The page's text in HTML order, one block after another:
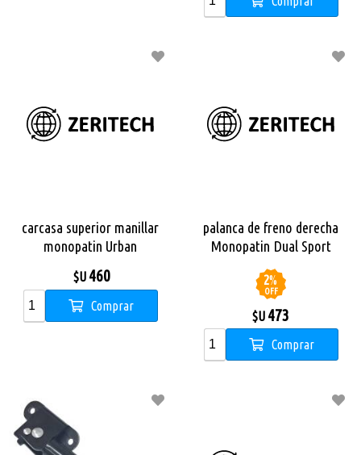
carcasa superior manillar
monopatin Urban
$U 460
Comprar
palanca de freno derecha
Monopatin Dual Sport
2%
OFF
$U 473
Comprar